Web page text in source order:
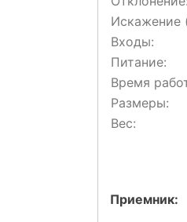
Искажение
Входы:
Питание:
Время
Размеры:
Вес:
Приемник: